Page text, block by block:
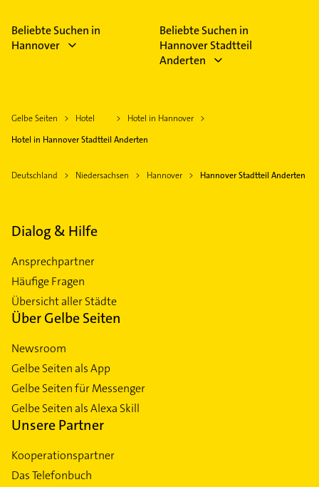
Beliebte Suchen in
Hannover
Beliebte Suchen in
Hannover Stadtteil
Anderten
Gelbe Seiten Hotel
Hotel in Hannover
Hotel in Hannover Stadtteil Anderten
Deutschland Niedersachsen Hannover Hannover Stadtteil Anderten
Dialog & Hilfe
Ansprechpartner
Häufige Fragen
Übersicht aller Städte
Über Gelbe Seiten
Newsroom
Gelbe Seiten als App
Gelbe Seiten für Messenger
Gelbe Seiten als Alexa Skill
Unsere Partner
Kooperationspartner
Das Telefonbuch